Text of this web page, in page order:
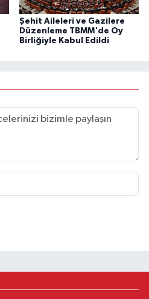
Şehit Aileleri ve Gazilere
Düzenleme TBMM'de Oy
Birliğiyle Kabul Edildi